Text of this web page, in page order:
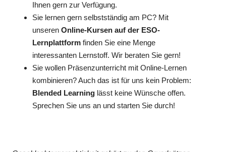
Ihnen gern zur Verfügung.
Sie lernen gern selbstständig am PC? Mit
unserenOnline-Kursen auf der ESO-
Lernplattform finden Sie eine Menge
interessanten Lernstoff. Wir beraten Sie gern!
Sie wollen Präsenzunterricht mit Online-Lernen
kombinieren? Auch das ist für uns kein Problem:
Blended Learning lässt keine Wünsche offen.
Sprechen Sie uns an und starten Sie durch!